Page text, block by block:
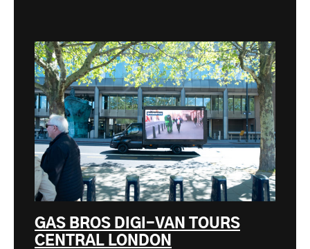
GAS BROS DIGI-VAN TOURS
CENTRAL LONDON